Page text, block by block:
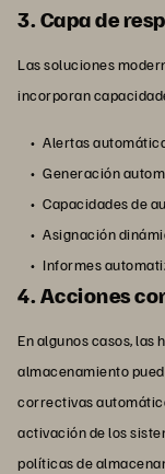
3. Capa de
Las soluciones
incorporan
Alertas
Generación
Capacidades de
Asignación
Informes
4. Acciones
En algunos casos, las
almacenamiento
correctivas
activación de los
políticas de